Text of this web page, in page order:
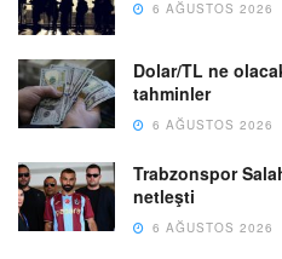
6 AĞUSTOS 2026
Dolar/TL ne
tahminler
6 AĞUSTOS 2026
Trabzonspor
netleşti
6 AĞUSTOS 2026